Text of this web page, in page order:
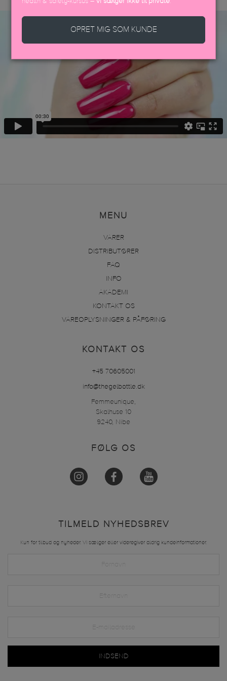
MENU
VARER
DISTRIBUTØRER
FAQ
INFO
AKADEMI
KONTAKT OS
VAREOPLYSNINGER & PÅFØRING
KONTAKT OS
+45 70605001
info@thegelbottle.dk
Femmeunique,
Skalhuse 10
9240, Nibe
FØLG OS
TILMELD NYHEDSBREV
Kun for tilbud og nyheder. Vi sælger eller videregiver aldrig kundeinformationer.
INDSEND
OPRET MIG SOM KUNDE